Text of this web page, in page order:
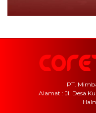
PT.
Alamat : Jl. Desa